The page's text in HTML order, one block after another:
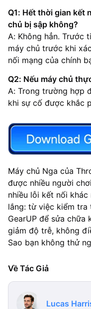
Q1: Hết thời gian kết
chủ bị sập không?
A: Không hẳn. Trước
máy chủ trước khi
nối mạng của chính
Q2: Nếu máy chủ
A: Trong trường hợp
khi sự cố được khắc
Máy chủ Nga của
được nhiều người
nhiều lỗi kết nối khác
lắng: từ việc kiểm tra
GearUP để sửa
giảm độ trễ, không
Sao bạn không thử
Về Tác Giả
Lucas